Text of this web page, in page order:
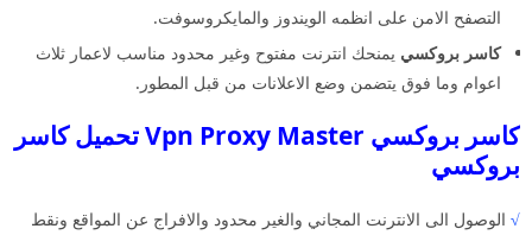
التصفح الامن على انظمه الويندوز والمايكروسوفت.
كاسر بروكسي يمنحك انترنت مفتوح وغير محدود مناسب لاعمار ثلاث
اعوام وما فوق يتضمن وضع الاعلانات من قبل المطور.
كاسر بروكسي Vpn Proxy Master تحميل كاسر
بروكسي
√ الوصول الى الانترنت المجاني والغير محدود والافراج عن المواقع ونقط